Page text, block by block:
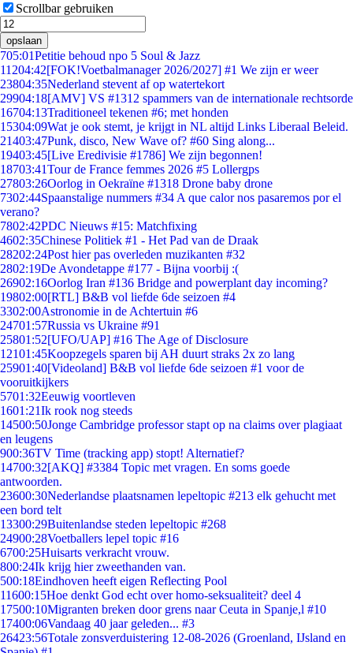
Scrollbar gebruiken
opslaan
705:01Petitie behoud npo 5 Soul & Jazz
11204:42[FOK!Voetbalmanager 2026/2027] #1 We zijn er weer
23804:35Nederland stevent af op watertekort
29904:18[AMV] VS #1312 spammers van de internationale rechtsorde
16704:13Traditioneel tekenen #6; met honden
15304:09Wat je ook stemt, je krijgt in NL altijd Links Liberaal Beleid.
21403:47Punk, disco, New Wave of? #60 Sing along...
19403:45[Live Eredivisie #1786] We zijn begonnen!
18703:41Tour de France femmes 2026 #5 Lollergps
27803:26Oorlog in Oekraïne #1318 Drone baby drone
7302:44Spaanstalige nummers #34 A que calor nos pasaremos por el
verano?
7802:42PDC Nieuws #15: Matchfixing
4602:35Chinese Politiek #1 - Het Pad van de Draak
28202:24Post hier pas overleden muzikanten #32
2802:19De Avondetappe #177 - Bijna voorbij :(
26902:16Oorlog Iran #136 Bridge and powerplant day incoming?
19802:00[RTL] B&B vol liefde 6de seizoen #4
3302:00Astronomie in de Achtertuin #6
24701:57Russia vs Ukraine #91
25801:52[UFO/UAP] #16 The Age of Disclosure
12101:45Koopzegels sparen bij AH duurt straks 2x zo lang
25901:40[Videoland] B&B vol liefde 6de seizoen #1 voor de
vooruitkijkers
5701:32Eeuwig voortleven
1601:21Ik rook nog steeds
14500:50Jonge Cambridge professor stapt op na claims over plagiaat
en leugens
900:36TV Time (tracking app) stopt! Alternatief?
14700:32[AKQ] #3384 Topic met vragen. En soms goede
antwoorden.
23600:30Nederlandse plaatsnamen lepeltopic #213 elk gehucht met
een bord telt
13300:29Buitenlandse steden lepeltopic #268
24900:28Voetballers lepel topic #16
6700:25Huisarts verkracht vrouw.
800:24Ik krijg hier zweethanden van.
500:18Eindhoven heeft eigen Reflecting Pool
11600:15Hoe denkt God echt over homo-seksualiteit? deel 4
17500:10Migranten breken door grens naar Ceuta in Spanje,l #10
17400:06Vandaag 40 jaar geleden... #3
26423:56Totale zonsverduistering 12-08-2026 (Groenland, IJsland en